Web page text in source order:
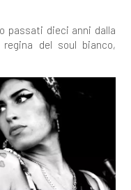
passati dieci anni dalla
del soul bianco,